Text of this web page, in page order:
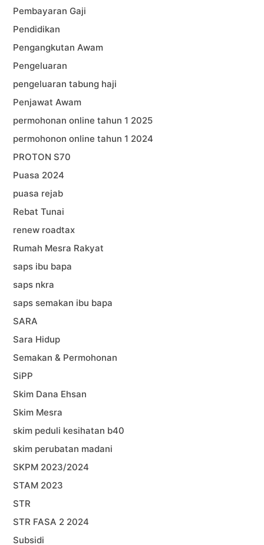
Pembayaran Gaji
Pendidikan
Pengangkutan Awam
Pengeluaran
pengeluaran tabung haji
Penjawat Awam
permohonan online tahun 1 2025
permohonon online tahun 1 2024
PROTON S70
Puasa 2024
puasa rejab
Rebat Tunai
renew roadtax
Rumah Mesra Rakyat
saps ibu bapa
saps nkra
saps semakan ibu bapa
SARA
Sara Hidup
Semakan & Permohonan
SiPP
Skim Dana Ehsan
Skim Mesra
skim peduli kesihatan b40
skim perubatan madani
SKPM 2023/2024
STAM 2023
STR
STR FASA 2 2024
Subsidi